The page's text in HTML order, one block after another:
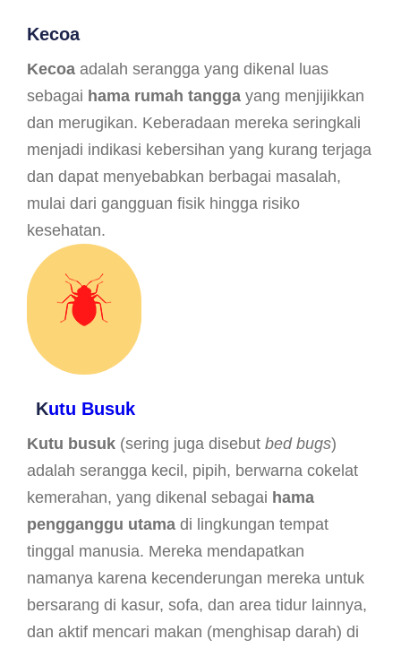
Kecoa
Kecoa adalah serangga yang dikenal luas
sebagai hama rumah tangga yang menjijikkan
dan merugikan. Keberadaan mereka seringkali
menjadi indikasi kebersihan yang kurang terjaga
dan dapat menyebabkan berbagai masalah,
mulai dari gangguan fisik hingga risiko
kesehatan.
Kutu Busuk
Kutu busuk (sering juga disebut bed bugs)
adalah serangga kecil, pipih, berwarna cokelat
kemerahan, yang dikenal sebagai hama
pengganggu utama di lingkungan tempat
tinggal manusia. Mereka mendapatkan
namanya karena kecenderungan mereka untuk
bersarang di kasur, sofa, dan area tidur lainnya,
dan aktif mencari makan (menghisap darah) di